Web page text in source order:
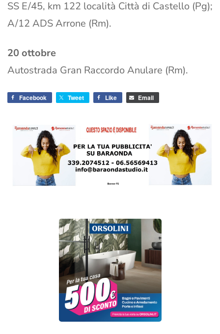
SS E/45, km 122 località Città di Castello (Pg);
A/12 ADS Arrone (Rm).
20 ottobre
Autostrada Gran Raccordo Anulare (Rm).
Facebook Tweet Like Email